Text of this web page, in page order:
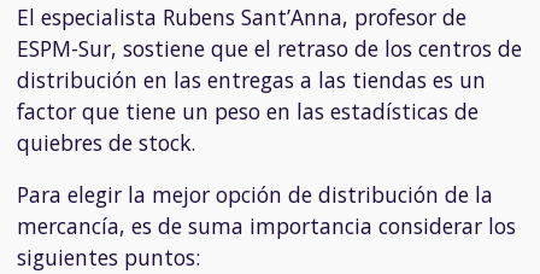
El especialista Rubens Sant’Anna, profesor de
ESPM-Sur, sostiene que el retraso de los centros de
distribución en las entregas a las tiendas es un
factor que tiene un peso en las estadísticas de
quiebres de stock.
Para elegir la mejor opción de distribución de la
mercancía, es de suma importancia considerar los
siguientes puntos: